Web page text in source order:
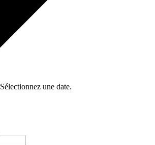
Sélectionnez une date.